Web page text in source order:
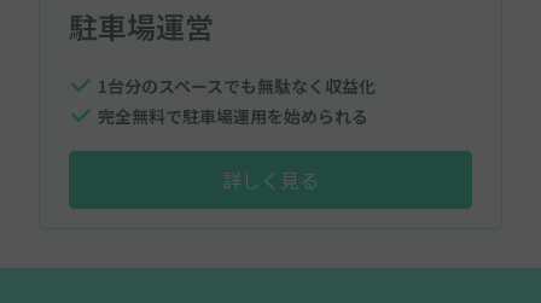
駐車場運営
1台分のスペースでも無駄なく収益化
完全無料で駐車場運用を始められる
詳しく見る